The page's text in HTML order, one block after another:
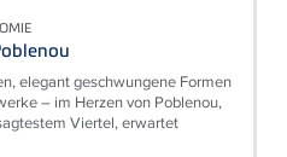
elegant geschwungene Formen
– im Herzen von Poblenou,
Viertel, erwartet